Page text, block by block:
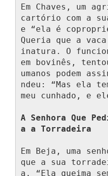
Em Chaves, um
cartório com a
e “ela é
Queria que a
inatura. O
em bovinês,
umanos podem
ndeu: “Mas ela
meu cunhado, e
A Senhora Que
a a Torradeira
Em Beja, uma
que a sua
a. “Ela queima